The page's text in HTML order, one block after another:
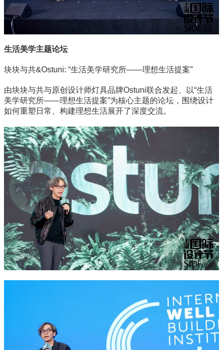
生活美学主题论坛
块块与共&Ostuni: “生活美学研究所——理想生活提案”
由块块与共与原创设计师灯具品牌Ostuni联合发起、以“生活
美学研究所——理想生活提案”为核心主题的论坛，围绕设计
如何重塑日常、构建理想生活展开了深度交流。